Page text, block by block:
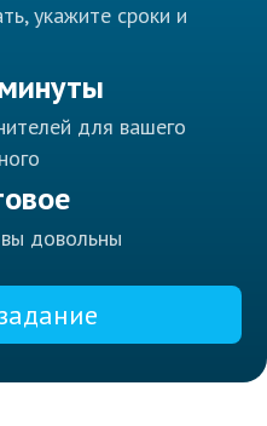
укажите сроки и
для вашего
довольны